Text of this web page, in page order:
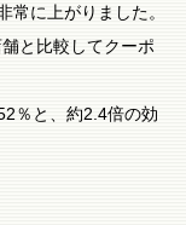
常に上がりました。
と比較してクーポ
％と、約2.4倍の効